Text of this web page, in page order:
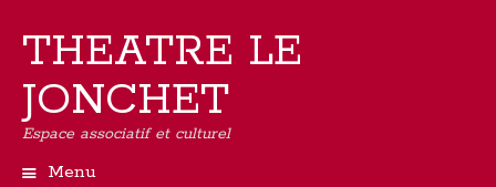
THEATRE LE
JONCHET
Espace associatif et culturel
Menu